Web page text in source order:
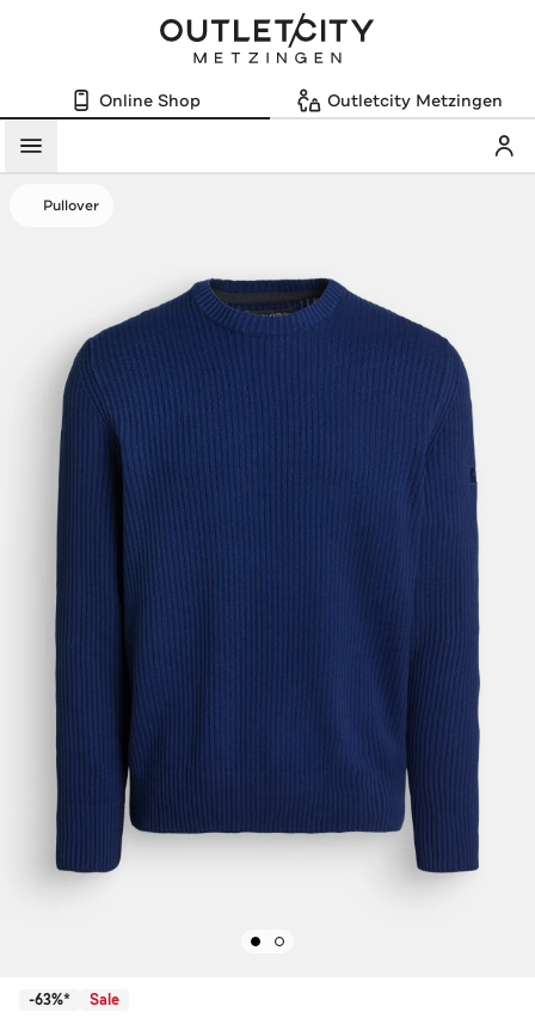
Online Shop Outletcity Metzingen
Menü
Pullover
-63%* Sale